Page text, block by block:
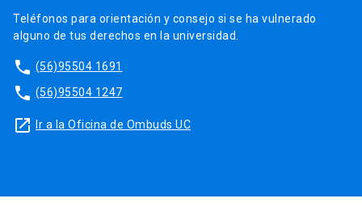
Teléfonos para orientación y consejo si se ha vulnerado
alguno de tus derechos en la universidad.
phone (56)95504 1691
phone (56)95504 1247
launch Ir a la Oficina de Ombuds UC